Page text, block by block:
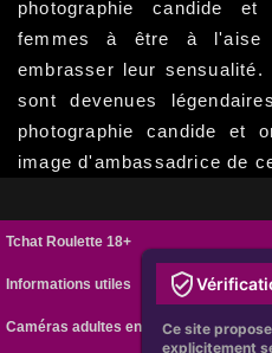
photographie candide
femmes à être à
embrasser leur
sont devenues
photographie candide et
image d'ambassadrice de
Tchat Roulette 18+
Informations utiles
Caméras adultes en ligneCe site
explicitement